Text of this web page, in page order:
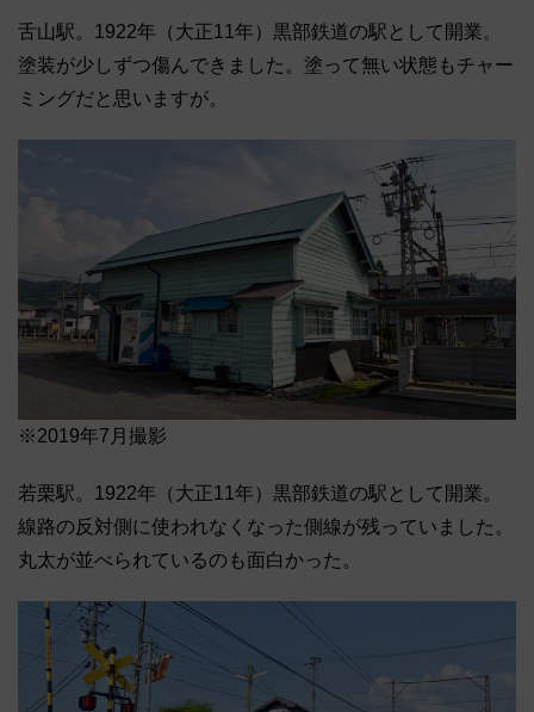
舌山駅。1922年（大正11年）黒部鉄道の駅として開業。
塗装が少しずつ傷んできました。塗って無い状態もチャー
ミングだと思いますが。
※2019年7月撮影
若栗駅。1922年（大正11年）黒部鉄道の駅として開業。
線路の反対側に使われなくなった側線が残っていました。
丸太が並べられているのも面白かった。